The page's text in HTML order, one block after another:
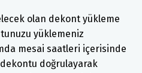
olan dekont yükleme
yüklemeniz
mesai saatleri içerisinde
doğrulayarak